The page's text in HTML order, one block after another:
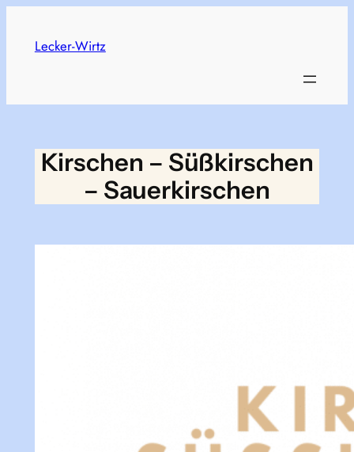
content
Lecker-Wirtz
Kirschen – Süßkirschen
– Sauerkirschen